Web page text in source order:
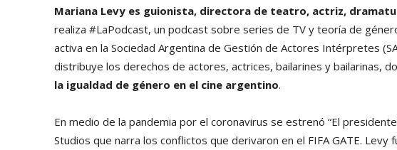
Mariana Levy es guionista, directora de teatro, actriz,
realiza #LaPodcast, un podcast sobre series de TV y teoría de
activa en la Sociedad Argentina de Gestión de Actores Intérpretes
distribuye los derechos de actores, actrices, bailarines y bailarinas,
la igualdad de género en el cine argentino.
En medio de la pandemia por el coronavirus se estrenó “El
Studios que narra los conflictos que derivaron en el FIFA GATE.